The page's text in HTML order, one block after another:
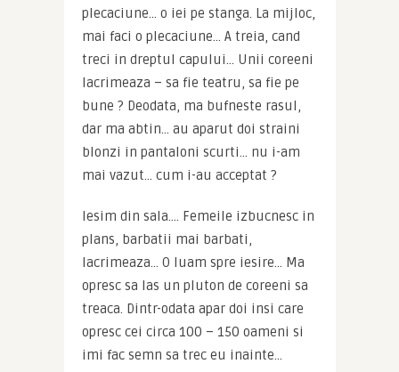
plecaciune… o iei pe stanga. La mijloc,
mai faci o plecaciune… A treia, cand
treci in dreptul capului… Unii coreeni
lacrimeaza – sa fie teatru, sa fie pe
bune ? Deodata, ma bufneste rasul,
dar ma abtin… au aparut doi straini
blonzi in pantaloni scurti… nu i-am
mai vazut… cum i-au acceptat ?
Iesim din sala…. Femeile izbucnesc in
plans, barbatii mai barbati,
lacrimeaza… O luam spre iesire… Ma
opresc sa las un pluton de coreeni sa
treaca. Dintr-odata apar doi insi care
opresc cei circa 100 – 150 oameni si
imi fac semn sa trec eu inainte…